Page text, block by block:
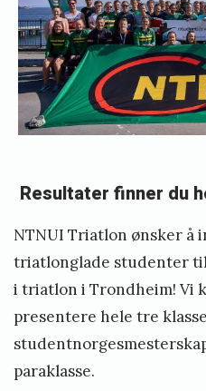
Resultater finner du
NTNUI Triatlon ønsker å
triatlonglade studenter
i triatlon i Trondheim! Vi
presentere hele tre
paraklasse.